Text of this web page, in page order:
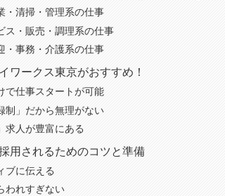
・清掃・管理系の仕事
ス・販売・調理系の仕事
・事務・介護系の仕事
ワークス東京がおすすめ！
で仕事スタートが可能
制」だから無理がない
求人が豊富にある
用されるためのコツと準備
ブに伝える
われすぎない